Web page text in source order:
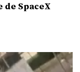
de SpaceX